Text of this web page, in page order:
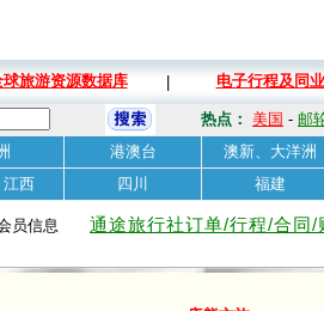
球旅游资源数据库 电子行程及同
热点： 美国 - 邮
港澳台
澳新、大洋洲
江西 四川 福建
员信息 通途旅行社订单/行程/合同/